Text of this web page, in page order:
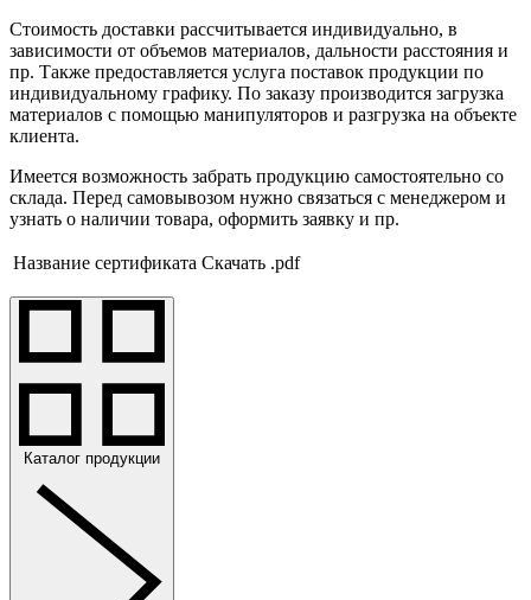
Стоимость доставки рассчитывается индивидуально, в
зависимости от объемов материалов, дальности расстояния и
пр. Также предоставляется услуга поставок продукции по
индивидуальному графику. По заказу производится загрузка
материалов с помощью манипуляторов и разгрузка на объекте
клиента.
Имеется возможность забрать продукцию самостоятельно со
склада. Перед самовывозом нужно связаться с менеджером и
узнать о наличии товара, оформить заявку и пр.
Название сертификата Скачать .pdf
Каталог продукции